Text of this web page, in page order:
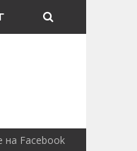
СЕВЕРИНА ВО
на Facebook